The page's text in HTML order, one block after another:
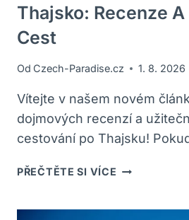
Thajsko: Recenze
Cest
Od Czech-Paradise.cz 1. 8. 2026
Vítejte v našem novém
dojmových recenzí a
cestování po Thajsku!
PŘEČTĚTE SI VÍCE THAJSKO: